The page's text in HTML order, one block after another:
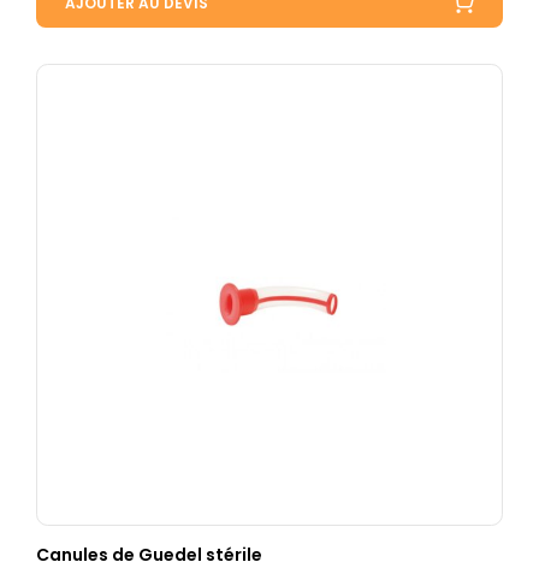
Canules de Guedel stérile